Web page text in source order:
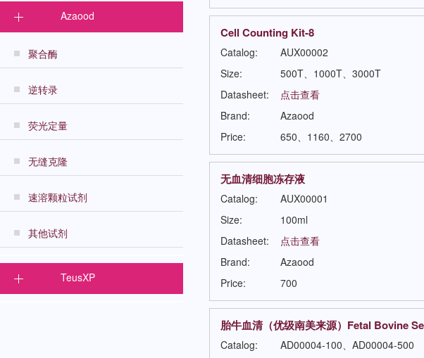
Azaood
聚合酶
逆转录
荧光定量
无缝克隆
速溶颗粒试剂
其他试剂
TeusXP
Cell Counting Kit-8
Catalog:
AUX00002
Size:
500T、1000T、3000T
Datasheet:
点击查看
Brand:
Azaood
Price:
650、1160、2700
无血清细胞冻存液
Catalog:
AUX00001
Size:
100ml
Datasheet:
点击查看
Brand:
Azaood
Price:
700
胎牛血清（优级南美来源）Fetal Bovine
Catalog:
AD00004-100、AD00004-500